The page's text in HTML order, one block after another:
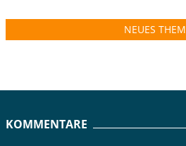
NEUES
KOMMENTARE